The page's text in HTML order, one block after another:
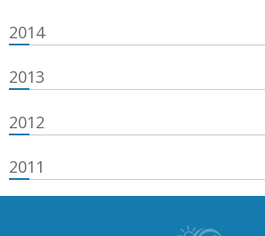
2014
2013
2012
2011